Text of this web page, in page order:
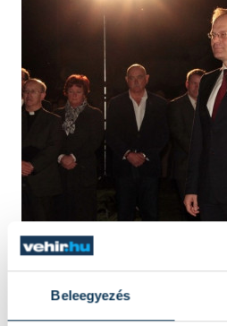
Beleegyezés